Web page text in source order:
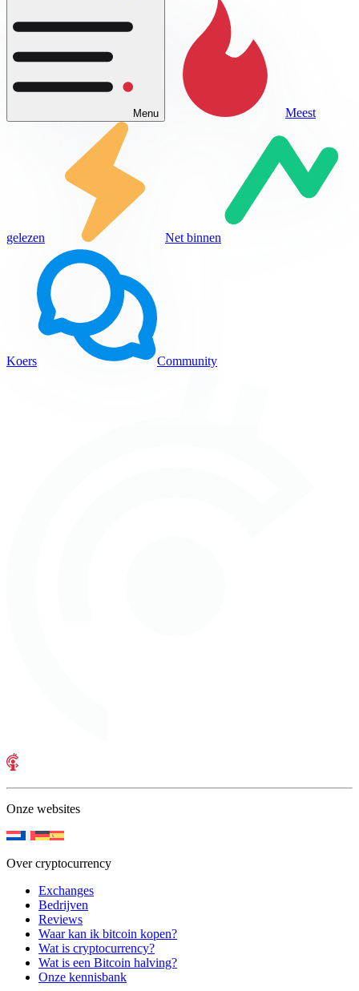
Menu Meest
gelezen Net binnen
Koers Community
Onze websites
Over cryptocurrency
Exchanges
Bedrijven
Reviews
Waar kan ik bitcoin kopen?
Wat is cryptocurrency?
Wat is een Bitcoin halving?
Onze kennisbank